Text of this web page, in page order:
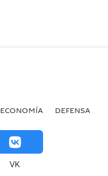
ECONOMÍA DEFENSA
VK